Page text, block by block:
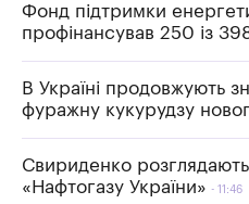
Фонд підтримки
профінансував 250 із
В Україні продовжують
фуражну кукурудзу
Свириденко
«Нафтогазу України»
11:46